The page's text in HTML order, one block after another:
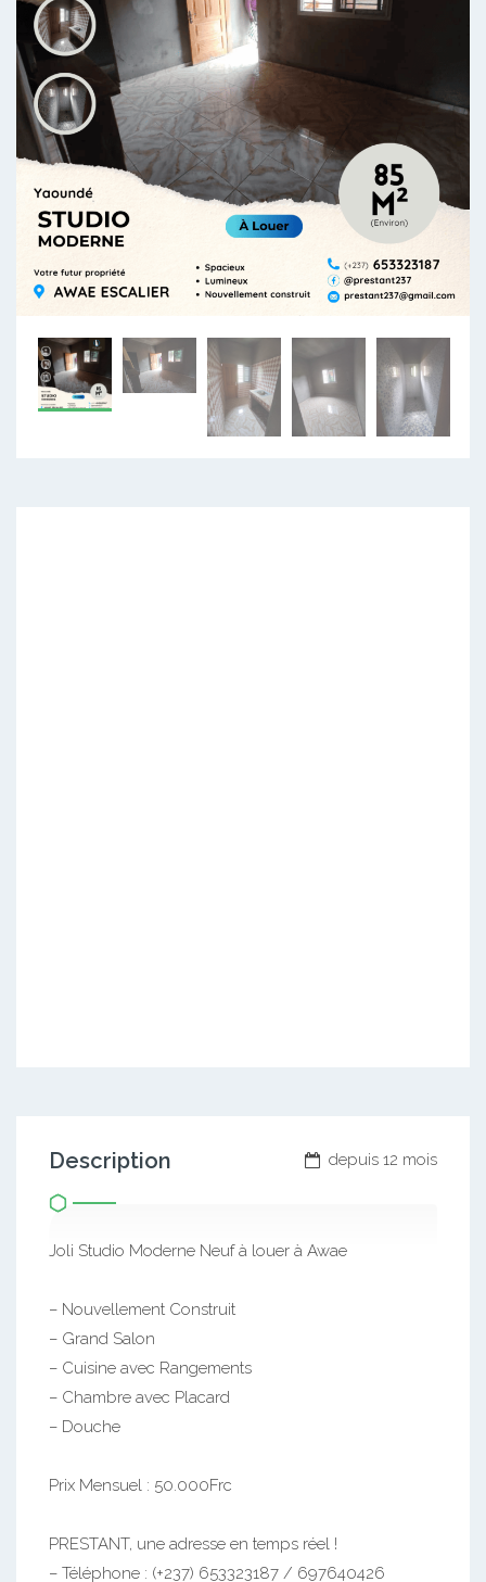
depuis 12 mois
Description
Joli Studio Moderne Neuf à louer à Awae
– Nouvellement Construit
– Grand Salon
– Cuisine avec Rangements
– Chambre avec Placard
– Douche
Prix Mensuel : 50.000Frc
PRESTANT, une adresse en temps réel !
– Téléphone : (+237) 653323187 / 697640426